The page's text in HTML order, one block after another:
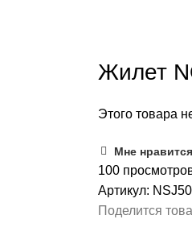
Жилет
Этого товара
Мне нравится
100
Артикул:
Поделится